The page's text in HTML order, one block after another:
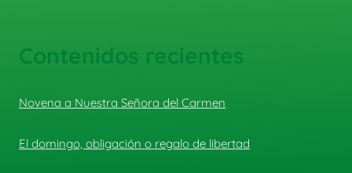
Contenidos recientes
Novena a Nuestra Señora del Carmen
El domingo, obligación o regalo de libertad